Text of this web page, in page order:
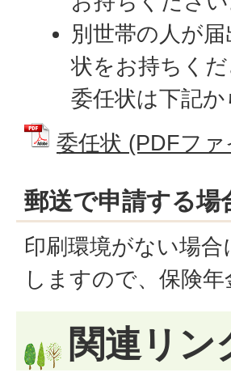
別世帯の人が
状をお持ちくだ
委任状は下記
委任状 (PDFフ
郵送で申請する場
印刷環境がない場
しますので、保険
関連リン